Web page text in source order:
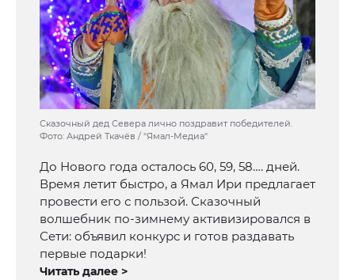
Сказочный дед Севера лично поздравит победителей.
Фото: Андрей Ткачёв / "Ямал-Медиа"
До Нового года осталось 60, 59, 58…. дней.
Время летит быстро, а Ямал Ири предлагает
провести его с пользой. Сказочный
волшебник по-зимнему активизировался в
Сети: объявил конкурс и готов раздавать
первые подарки!
Читать далее >